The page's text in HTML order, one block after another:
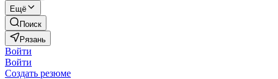
Ещё
Поиск
Рязань
Войти
Войти
Создать резюме